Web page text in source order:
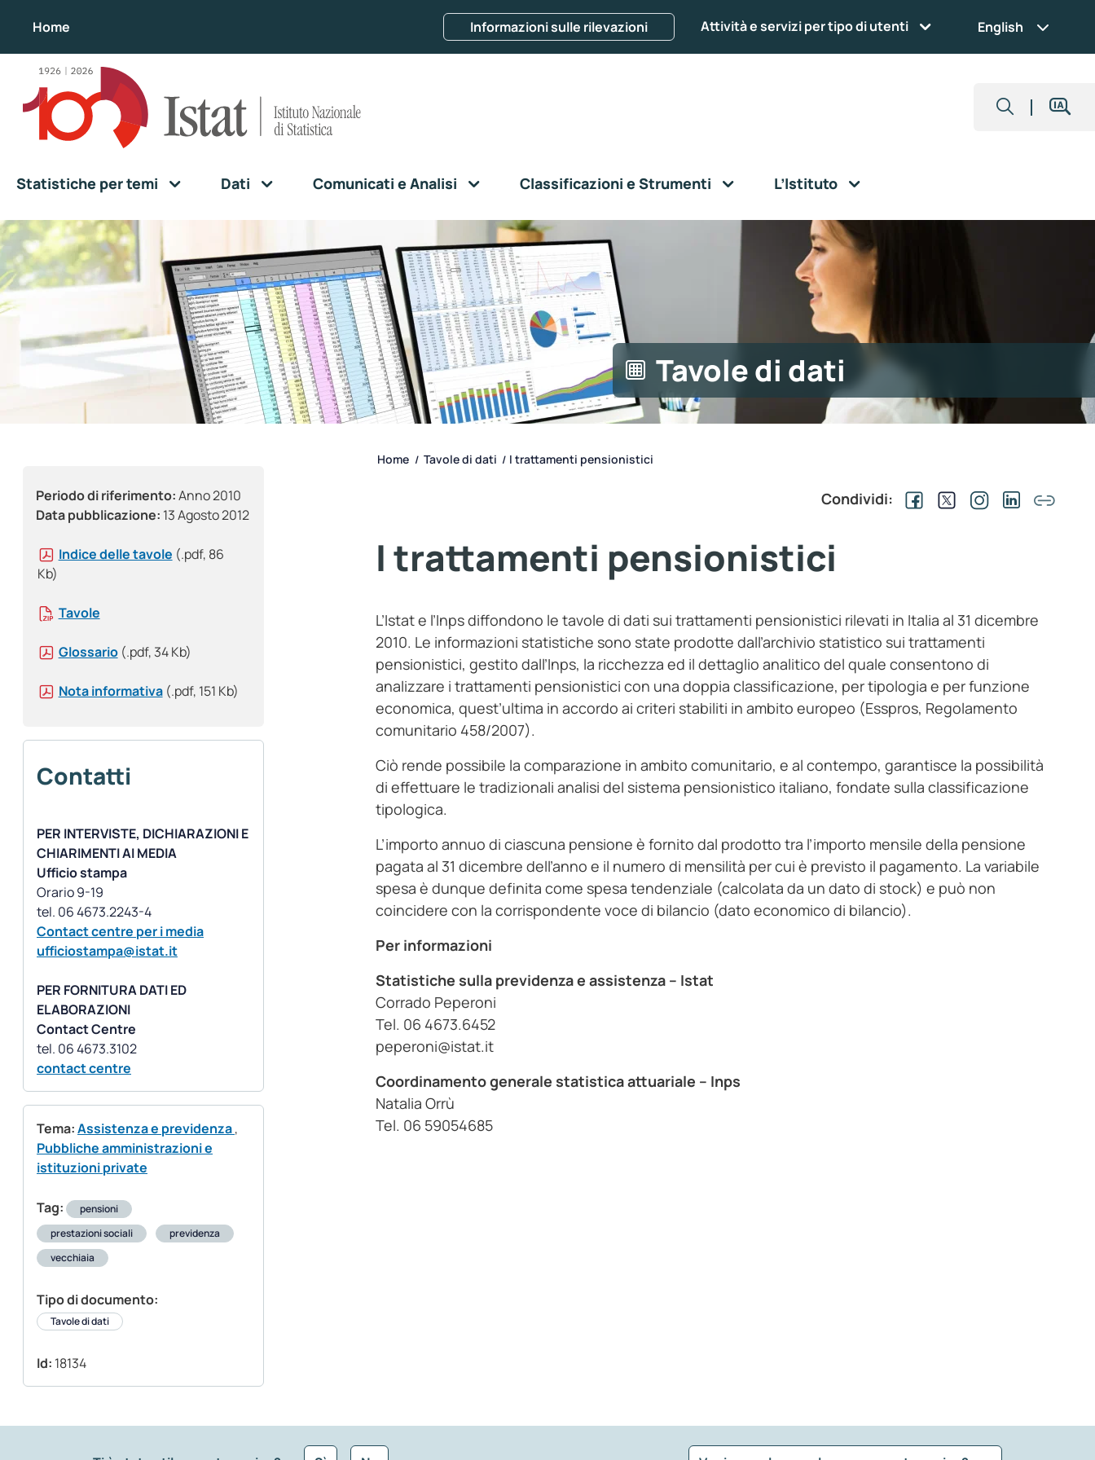
Home Informazioni sulle rilevazioni Attività e servizi per tipo di utenti English
Statistiche per temi Dati Comunicati e Analisi Classificazioni e Strumenti L’Istituto
Tavole di dati
Periodo di riferimento:Anno 2010
Data pubblicazione: 13 Agosto 2012
Indice delle tavole (.pdf, 86
Kb)
Tavole
Glossario (.pdf, 34 Kb)
Nota informativa (.pdf, 151 Kb)
Contatti
PER INTERVISTE, DICHIARAZIONI E
CHIARIMENTI AI MEDIA
Ufficio stampa
Orario 9-19
Contact centre per i media
ufficiostampa@istat.it
PER FORNITURA DATI ED
ELABORAZIONI
Contact Centre
contact centre
Tema:Assistenza e previdenza,
Pubbliche amministrazioni e
istituzioni private
Tag:
pensioni
prestazioni sociali
previdenza
vecchiaia
Tipo di documento:
Tavole di dati
Id: 18134
Home / Tavole di dati / I trattamenti pensionistici
Condividi:
I trattamenti pensionistici
L’Istat e l’Inps diffondono le tavole di dati sui trattamenti pensionistici rilevati in Italia al 31 dicembre
2010. Le informazioni statistiche sono state prodotte dall’archivio statistico sui trattamenti
pensionistici, gestito dall’Inps, la ricchezza ed il dettaglio analitico del quale consentono di
analizzare i trattamenti pensionistici con una doppia classificazione, per tipologia e per funzione
economica, quest’ultima in accordo ai criteri stabiliti in ambito europeo (Esspros, Regolamento
comunitario 458/2007).
Ciò rende possibile la comparazione in ambito comunitario, e al contempo, garantisce la possibilità
di effettuare le tradizionali analisi del sistema pensionistico italiano, fondate sulla classificazione
tipologica.
L’importo annuo di ciascuna pensione è fornito dal prodotto tra l’importo mensile della pensione
pagata al 31 dicembre dell’anno e il numero di mensilità per cui è previsto il pagamento. La variabile
spesa è dunque definita come spesa tendenziale (calcolata da un dato di stock) e può non
coincidere con la corrispondente voce di bilancio (dato economico di bilancio).
Per informazioni
Statistiche sulla previdenza e assistenza – Istat
Corrado Peperoni
Tel. 06 4673.6452
peperoni@istat.it
Coordinamento generale statistica attuariale – Inps
Natalia Orrù
Tel. 06 59054685